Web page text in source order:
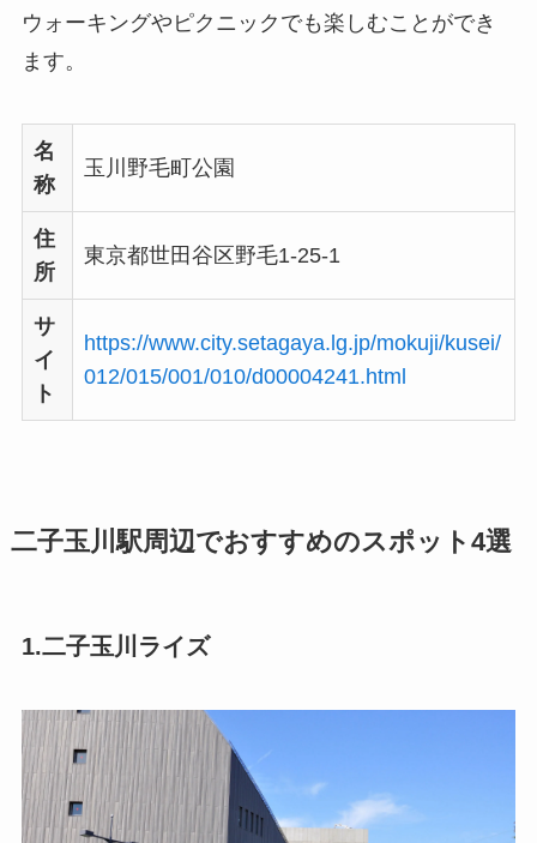
ウォーキングやピクニックでも楽しむことができ
ます。
名
称
玉川野毛町公園
住
所
東京都世田谷区野毛1-25-1
サ
イ
ト
https://www.city.setagaya.lg.jp/mokuji/kusei/
012/015/001/010/d00004241.html
二子玉川駅周辺でおすすめのスポット4選
1.二子玉川ライズ